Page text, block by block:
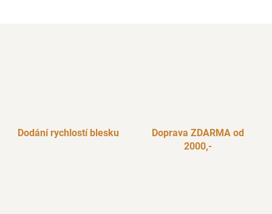
Dodání rychlostí blesku
Doprava ZDARMA od
2000,-